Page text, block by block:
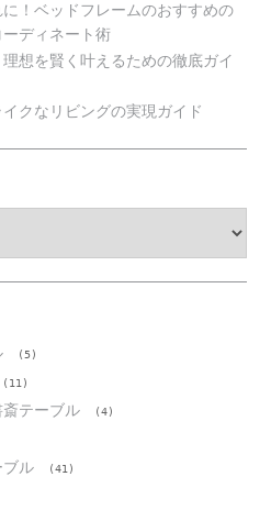
！ベッドフレームのおすすめの
ディネート術
想を賢く叶えるための徹底ガイ
クなリビングの実現ガイド
(5)
(11)
テーブル (4)
ブル (41)